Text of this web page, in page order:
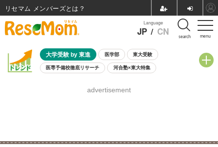
menu
Language
JP / CN search
大学受験 by 東進 医学部 東大受験
医専予備校徹底リサーチ 河合塾×東大特集
8月開催学校説明会・相談会
advertisement
リセマム メンバーズ